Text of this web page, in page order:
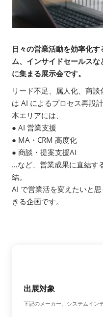
日々の営業活動を効率化
ム、インサイドセールス
に集まる展示会です。
リード不足、属人化、商
は AI によるプロセス再設
本エリアには、
● AI 営業支援
● MA・CRM 高度化
● 商談・提案支援AI
…など、営業成果に直結す
結。
AI で営業活を変えたいと
きる企画です。
出展対象
下記のメーカー、システムイン